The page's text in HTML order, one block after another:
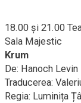
18.00 și 21.00
Sala Majestic
Krum
De: Hanoch Levin
Traducerea:
Regia: Luminița